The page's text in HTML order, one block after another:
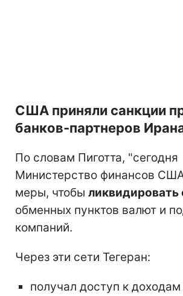
США приняли санкции
банков-партнеров
По словам Пиготта, "сегодня
Министерство финансов
меры, чтобы ликвидировать
обменных пунктов валют и
компаний.
Через эти сети Тегеран:
получал доступ к